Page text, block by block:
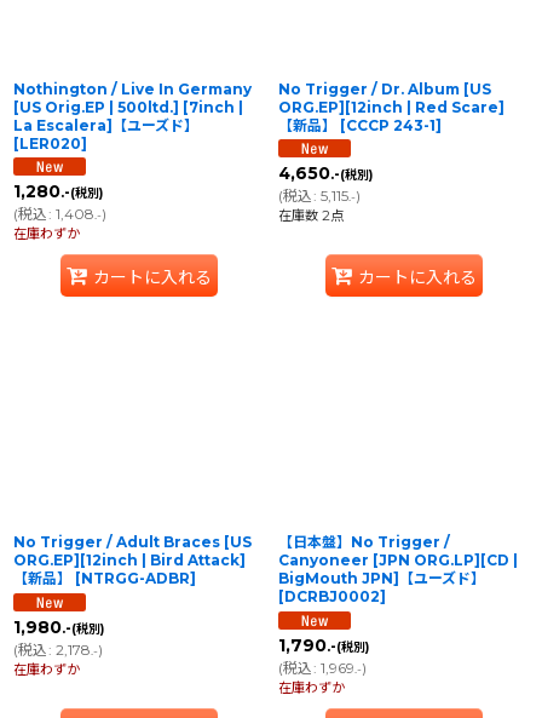
Nothington / Live In Germany
[US Orig.EP | 500ltd.] [7inch |
La Escalera]【ユーズド】
[LER020]
1,280.-(税別)
(税込: 1,408.-)
在庫わずか
カートに入れる
No Trigger / Dr. Album [US
ORG.EP][12inch | Red Scare]
【新品】
[CCCP 243-1]
4,650.-(税別)
(税込: 5,115.-)
在庫数 2点
カートに入れる
No Trigger / Adult Braces [US
ORG.EP][12inch | Bird Attack]
【新品】
[NTRGG-ADBR]
1,980.-(税別)
(税込: 2,178.-)
在庫わずか
【日本盤】No Trigger /
Canyoneer [JPN ORG.LP][CD |
BigMouth JPN]【ユーズド】
[DCRBJ0002]
1,790.-(税別)
(税込: 1,969.-)
在庫わずか